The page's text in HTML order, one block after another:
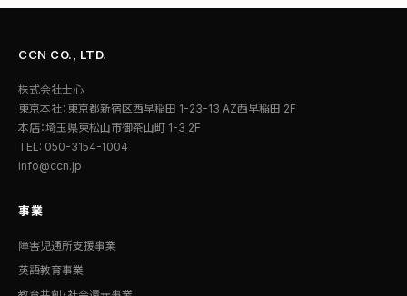
CCN CO., LTD.
株式会社士心
東京本社：東京都新宿区西早稲田 1-23-13 AZ西早稲田 2F
本店：埼玉県東松山市御茶山町 1-3 2F
TEL: 050-3154-1004
info@ccn.jp
事業
障害児通所支援事業
英語教育事業